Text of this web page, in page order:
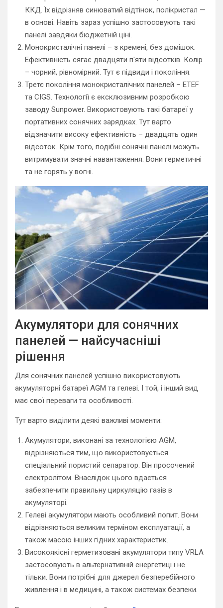
ККД. Їх відрізняв синюватий відтінок, полікристал —
в основі. Навіть зараз успішно застосовують такі
панелі завдяки бюджетній ціні.
Монокристалічні панелі – з кремені, без домішок.
Ефективність сягає двадцяти п'яти відсотків. Колір
– чорний, рівномірний. Тут є підвиди і покоління.
Третє покоління монокристалічних панелей – ETEF
та CIGS. Технології є ексклюзивним розробкою
заводу Sunpower. Використовують такі батареї у
портативних сонячних зарядках. Тут варто
відзначити високу ефективність – двадцять один
відсоток. Крім того, подібні сонячні панелі можуть
витримувати значні навантаження. Вони герметичні
та не горять у вогні.
Акумулятори для сонячних
панелей — найсучасніші
рішення
Для сонячних панелей успішно використовують
акумуляторні батареї AGM та гелеві. І той, і інший вид
має свої переваги та особливості.
Тут варто виділити деякі важливі моменти:
Акумулятори, виконані за технологією AGM,
відрізняються тим, що використовується
спеціальний пористий сепаратор. Він просочений
електролітом. Внаслідок цього вдається
забезпечити правильну циркуляцію газів в
акумуляторі.
Гелеві акумулятори мають особливий попит. Вони
відрізняються великим терміном експлуатації, а
також масою інших гідних характеристик.
Високоякісні герметизовані акумулятори типу VRLA
застосовують в альтернативній енергетиці і не
тільки. Вони потрібні для джерел безперебійного
живлення і в медицині, а також системах безпеки.